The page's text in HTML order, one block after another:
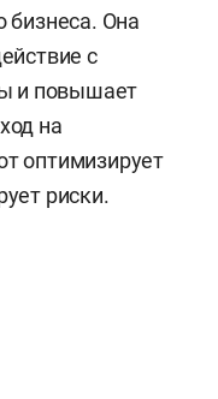
бизнеса. Она
с
и повышает
на
оптимизирует
риски.